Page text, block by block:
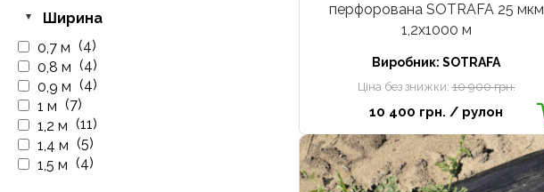
Ширина
0,7 м (4)
0,8 м (4)
0,9 м (4)
1 м (7)
1,2 м (11)
1,4 м (5)
1,5 м (4)
перфорована SOTRAFA 25 мкм
1,2х1000 м
Виробник:SOTRAFA
Ціна без знижки:10 900 грн.
10 400 грн. / рулон